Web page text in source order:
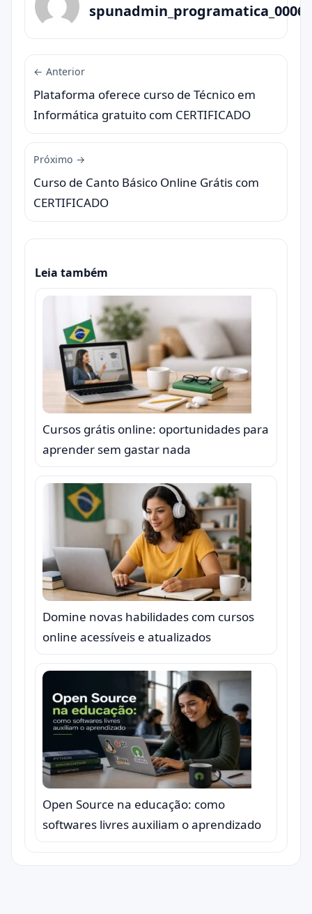
spunadmin_programatica_0006
← Anterior
Plataforma oferece curso de Técnico em
Informática gratuito com CERTIFICADO
Próximo →
Curso de Canto Básico Online Grátis com
CERTIFICADO
Leia também
Cursos grátis online: oportunidades para
aprender sem gastar nada
Domine novas habilidades com cursos
online acessíveis e atualizados
Open Source na educação: como
softwares livres auxiliam o aprendizado